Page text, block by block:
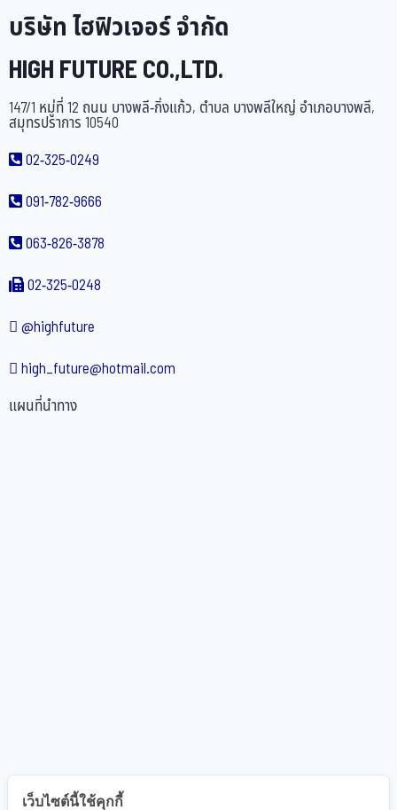
บริษัท ไฮฟิวเจอร์ จำกัด
HIGH FUTURE CO.,LTD.
147/1 หมู่ที่ 12 ถนน บางพลี-กิ่งแก้ว, ตำบล บางพลีใหญ่ อำเภอบางพลี,
สมุทรปราการ 10540
02-325-0249
091-782-9666
063-826-3878
02-325-0248
@highfuture
high_future@hotmail.com
แผนที่นำทาง
เว็บไซต์นี้ใช้คุกกี้